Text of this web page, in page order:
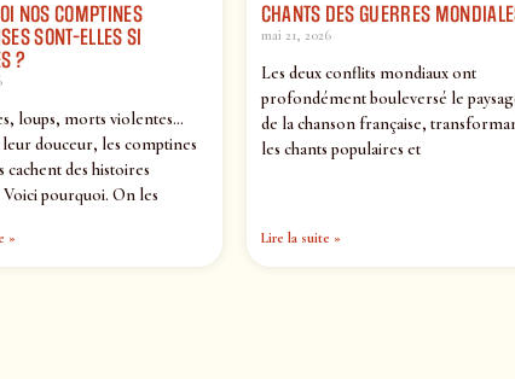
NOS COMPTINES
SONT-ELLES SI
?
loups, morts violentes…
douceur, les comptines
cachent des histoires
pourquoi. On les
»
CHANTS DES GUERRES
mai 21, 2026
Les deux conflits mondiaux ont
profondément bouleversé le
de la chanson française,
les chants populaires et
Lire la suite »